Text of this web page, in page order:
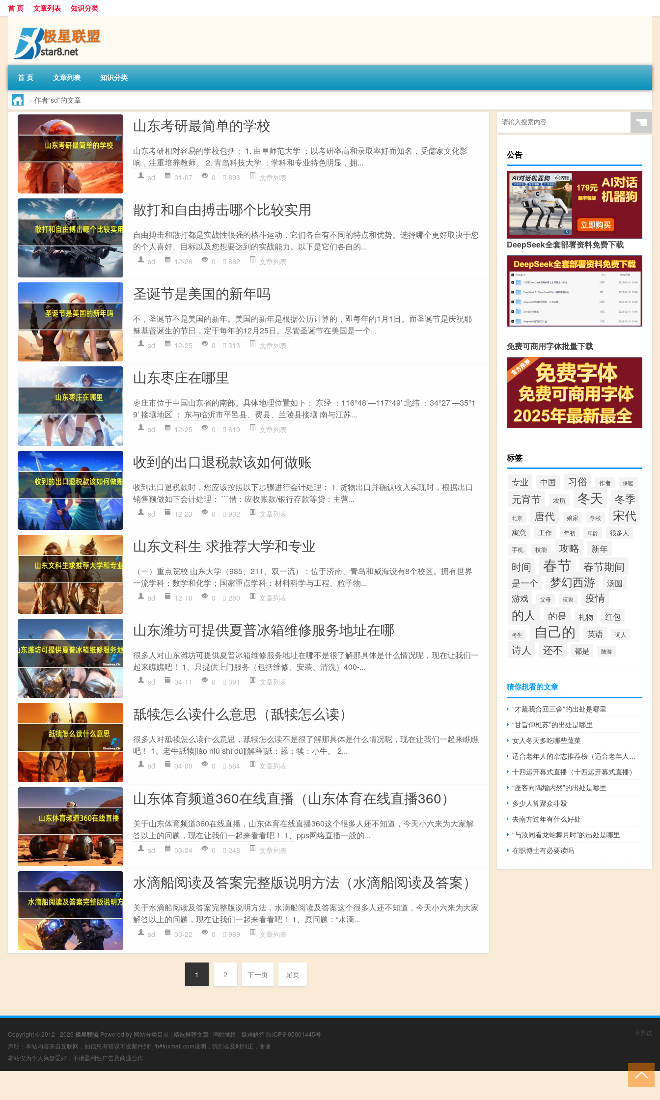
首 页 文章列表 知识分类
首 页 文章列表 知识分类
> 作者“sd”的文章
山东考研最简单的学校
山东考研相对容易的学校包括： 1. 曲阜师范大学 ：以考研率高和录取率好而知名，受儒家文化影
响，注重培养教师。 2. 青岛科技大学 ：学科和专业特色明显，拥...
sd 01-07 0 893 文章列表
散打和自由搏击哪个比较实用
自由搏击和散打都是实战性很强的格斗运动，它们各自有不同的特点和优势。选择哪个更好取决于您
的个人喜好、目标以及您想要达到的实战能力。以下是它们各自的...
sd 12-26 0 862 文章列表
圣诞节是美国的新年吗
不，圣诞节不是美国的新年。美国的新年是根据公历计算的，即每年的1月1日。而圣诞节是庆祝耶
稣基督诞生的节日，定于每年的12月25日。尽管圣诞节在美国是一个...
sd 12-25 0 313 文章列表
山东枣庄在哪里
枣庄市位于中国山东省的南部。具体地理位置如下： 东经 ：116°48′—117°49′ 北纬 ：34°27′—35°1
9′ 接壤地区 ： 东与临沂市平邑县、费县、兰陵县接壤 南与江苏...
sd 12-25 0 619 文章列表
收到的出口退税款该如何做账
收到出口退税款时，您应该按照以下步骤进行会计处理： 1. 货物出口并确认收入实现时，根据出口
销售额做如下会计处理： ```借：应收账款/银行存款等贷：主营...
sd 12-23 0 932 文章列表
山东文科生 求推荐大学和专业
（一）重点院校 山东大学（985、211、双一流）：位于济南、青岛和威海设有8个校区。拥有世界
一流学科：数学和化学；国家重点学科：材料科学与工程、粒子物...
sd 12-10 0 280 文章列表
山东潍坊可提供夏普冰箱维修服务地址在哪
很多人对山东潍坊可提供夏普冰箱维修服务地址在哪不是很了解那具体是什么情况呢，现在让我们一
起来瞧瞧吧！ 1、只提供上门服务（包括维修、安装、清洗）400-...
sd 04-11 0 391 文章列表
舐犊怎么读什么意思（舐犊怎么读）
很多人对舐犊怎么读什么意思，舐犊怎么读不是很了解那具体是什么情况呢，现在让我们一起来瞧瞧
吧！ 1、老牛舐犊[lǎo niú shì dú][解释]舐：舔；犊：小牛。 2...
sd 04-09 0 564 文章列表
山东体育频道360在线直播（山东体育在线直播360）
关于山东体育频道360在线直播，山东体育在线直播360这个很多人还不知道，今天小六来为大家解
答以上的问题，现在让我们一起来看看吧！ 1、pps网络直播一般的...
sd 03-24 0 248 文章列表
水滴船阅读及答案完整版说明方法（水滴船阅读及答案）
关于水滴船阅读及答案完整版说明方法，水滴船阅读及答案这个很多人还不知道，今天小六来为大家
解答以上的问题，现在让我们一起来看看吧！ 1、原问题：“水滴...
sd 03-22 0 969 文章列表
1 2 下一页 尾页
☚
公告
DeepSeek全套部署资料免费下载
免费可商用字体批量下载
标签
专业 中国 习俗 作者 保暖
元宵节 农历 冬天 冬季
北京 唐代 娘家 学校 宋代
寓意 工作 年初 年龄 很多人
手机 技能 攻略 新年
时间 春节 春节期间
是一个 梦幻西游
汤圆
游戏
父母 玩家 疫情
的人 的是 礼物 红包
考生 自己的 英语 词人
诗人 还不 都是 陆游
猜你想看的文章
“才疏我合回三舍”的出处是哪里
“甘旨仰樵苏”的出处是哪里
女人冬天多吃哪些蔬菜
适合老年人的杂志推荐榜（适合老年人的杂志是）
十四运开幕式直播（十四运开幕式直播）
“座客向隅增内然”的出处是哪里
多少人算聚众斗殴
去南方过年有什么好处
“与汝同看龙蛇舞月时”的出处是哪里
在职博士有必要读吗
Copyright © 2012 - 2026 极星联盟 Powered by 网站分类目录 | 精选推荐文章 | 网站地图 | 疑难解答 陕ICP备05001445号
声明：本站内容来自互联网，如信息有错误可发邮件到f_fb#foxmail.com说明，我们会及时纠正，谢谢
本站仅为个人兴趣爱好，不接盈利性广告及商业合作
小男孩